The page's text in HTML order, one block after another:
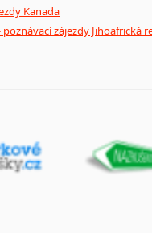
Kanada
zájezdy Jihoafrická